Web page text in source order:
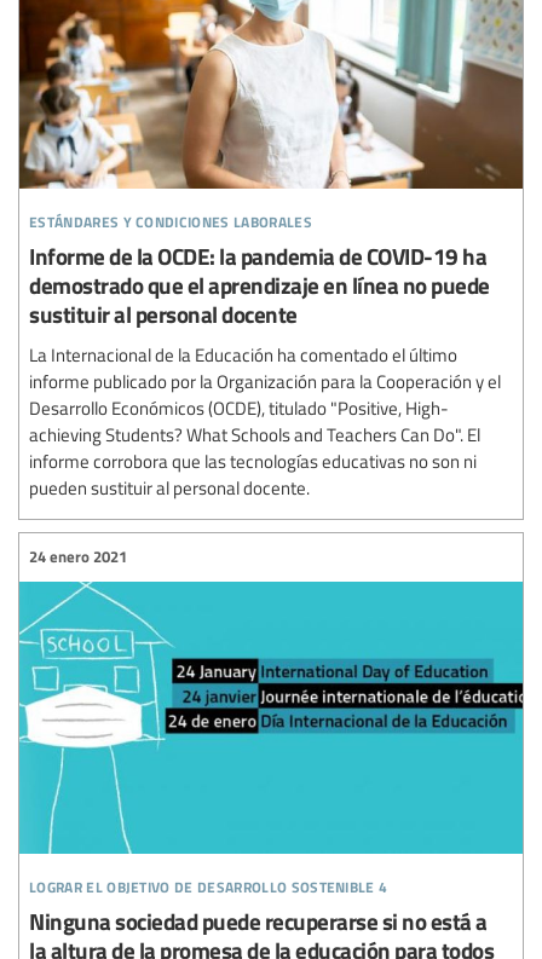
estándares y condiciones laborales
Informe de la OCDE: la pandemia de COVID-19 ha
demostrado que el aprendizaje en línea no puede
sustituir al personal docente
La Internacional de la Educación ha comentado el último
informe publicado por la Organización para la Cooperación y el
Desarrollo Económicos (OCDE), titulado "Positive, High-
achieving Students? What Schools and Teachers Can Do". El
informe corrobora que las tecnologías educativas no son ni
pueden sustituir al personal docente.
lograr el objetivo de desarrollo sostenible 4
24 enero 2021
Ninguna sociedad puede recuperarse si no está a
la altura de la promesa de la educación para todos